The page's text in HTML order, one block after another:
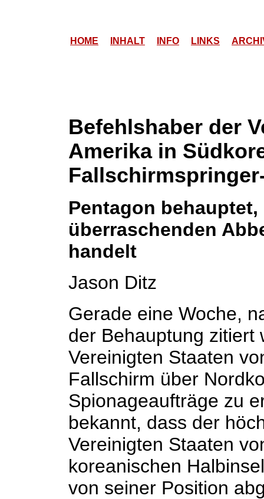
HOME INHALT INFO LINKS
Befehlshaber der
Amerika in
Pentagon
überraschenden
handelt
Jason Ditz
Gerade eine Woche,
der Behauptung zitiert
Vereinigten Staaten
Fallschirm über
Spionageaufträge zu
bekannt, dass der
Vereinigten Staaten
koreanischen
von seiner Position